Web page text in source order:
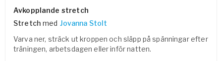
Pausa Smart
Yogobe för yogalärare
Hotell & Konferens
Avkopplande stretch
Stretch med Jovanna Stolt
Varva ner, sträck ut kroppen och släpp på spänningar efter
träningen, arbetsdagen eller inför natten.